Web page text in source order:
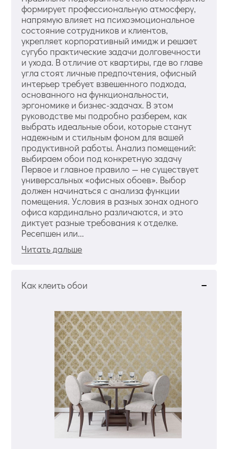
формирует профессиональную атмосферу,
напрямую влияет на психоэмоциональное
состояние сотрудников и клиентов,
укрепляет корпоративный имидж и решает
сугубо практические задачи долговечности
и ухода. В отличие от квартиры, где во главе
угла стоят личные предпочтения, офисный
интерьер требует взвешенного подхода,
основанного на функциональности,
эргономике и бизнес-задачах. В этом
руководстве мы подробно разберем, как
выбрать идеальные обои, которые станут
надежным и стильным фоном для вашей
продуктивной работы. Анализ помещений:
выбираем обои под конкретную задачу
Первое и главное правило — не существует
универсальных «офисных обоев». Выбор
должен начинаться с анализа функции
помещения. Условия в разных зонах одного
офиса кардинально различаются, и это
диктует разные требования к отделке.
Ресепшен или...
Читать дальше
Как клеить обои